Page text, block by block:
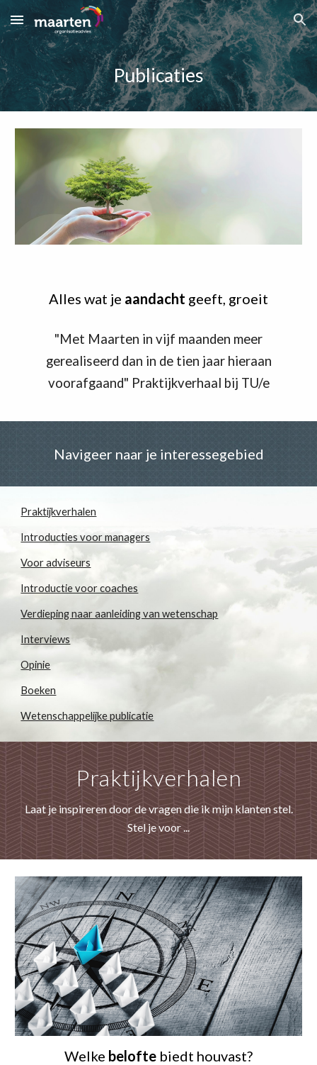
Skip to main content Skip to navigation
Publicaties
Alles wat je aandacht geeft, groeit
"Met Maarten in vijf maanden meer
gerealiseerd dan in de tien jaar hieraan
voorafgaand" Praktijkverhaal bij TU/e
Navigeer naar je interessegebied
Praktijkverhalen
Introducties voor managers
Voor adviseurs
Introductie voor coaches
Verdieping naar aanleiding van wetenschap
Interviews
Opinie
Boeken
Wetenschappelijke publicatie
Praktijkverhalen
Laat je inspireren door de vragen die ik mijn klanten stel.
Stel je voor ...
Welke belofte biedt houvast?